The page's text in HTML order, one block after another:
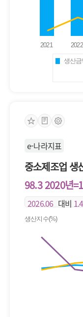
생산금
e-나라지표
중소제조업 생
98.3 2020년
2026.06 대비 1.4
생산지수(%)